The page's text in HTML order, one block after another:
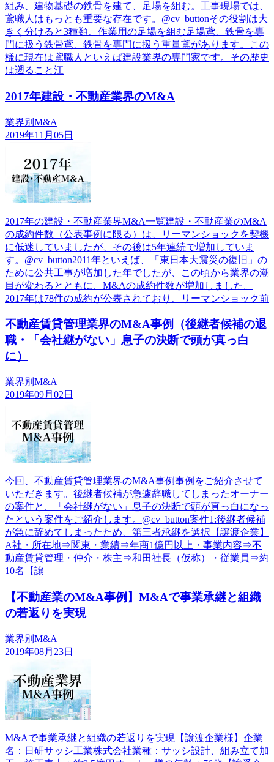
組み、建物基礎の鉄骨を建て、足場を組む。工事現場では、
鳶職人はもっとも重要な存在です。@cv_buttonその役割は大
きく分けると3種類、作業用の足場を組む足場鳶、鉄骨を専
門に扱う鉄骨鳶、鉄骨を専門に扱う重量鳶があります。この
様に現在は鳶職人といえば建設業界の専門家です。その歴史
は遡ること江
2017年建設・不動産業界のM&A
業界別M&A
2019年11月05日
2017年の建設・不動産業界M&A一覧建設・不動産業のM&A
の成約件数（公表事例に限る）は、リーマンショックを契機
に低迷していましたが、その後は5年連続で増加していま
す。@cv_button2011年といえば、「東日本大震災の復旧」の
ために公共工事が増加した年でしたが、この頃から業界の潮
目が変わるとともに、M&Aの成約件数が増加しました。
2017年は78件の成約が公表されており、リーマンショック前
不動産賃貸管理業界のM&A事例（後継者候補の退
職・「会社継がない」息子の決断で頭が真っ白
に）
業界別M&A
2019年09月02日
今回、不動産賃貸管理業界のM&A事例事例をご紹介させて
いただきます。後継者候補が急遽辞職してしまったオーナー
の案件と、「会社継がない」息子の決断で頭が真っ白になっ
たという案件をご紹介します。@cv_button案件1:後継者候補
が急に辞めてしまったため、第三者承継を選択【譲渡企業】
A社・所在地⇒関東・業績⇒年商1億円以上・事業内容⇒不
動産賃貸管理・仲介・株主⇒和田社長（仮称）・従業員⇒約
10名【譲
【不動産業のM&A事例】M&Aで事業承継と組織
の若返りを実現
業界別M&A
2019年08月23日
M&Aで事業承継と組織の若返りを実現【譲渡企業様】企業
名：日研サッシ工業株式会社業種：サッシ設計、組み立て加